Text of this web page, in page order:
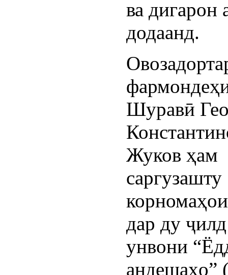
ва дигарон
додаанд.
Шуравӣ
Жуков ҳам
саргузашту
дар ду
унвони
андешаҳо”